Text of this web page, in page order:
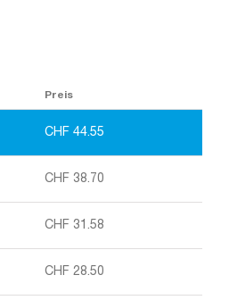
Preis
CHF 44.55
CHF 38.70
CHF 31.58
CHF 28.50